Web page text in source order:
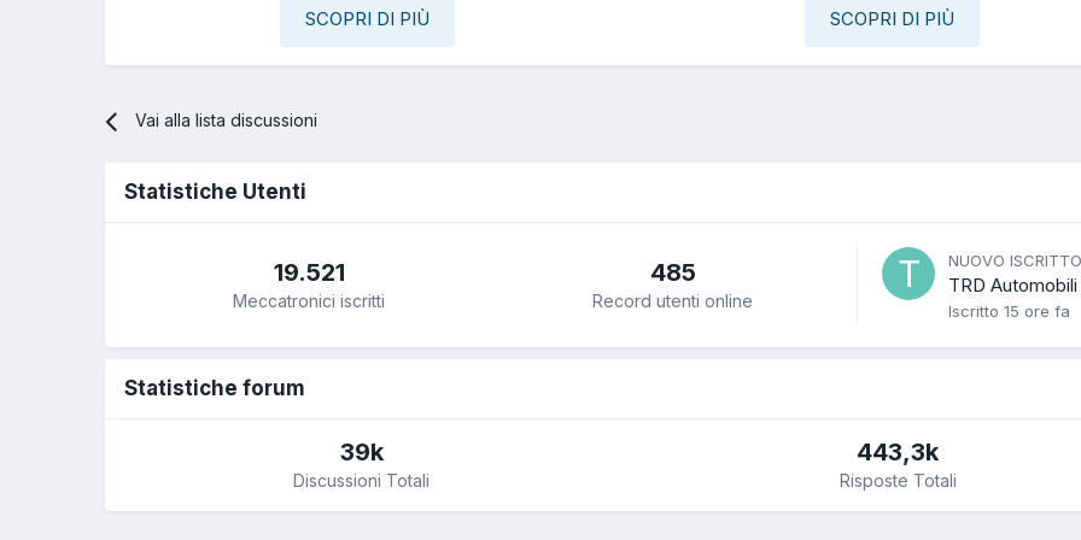
SCOPRI DI PIÙ SCOPRI DI PIÙ
Vai alla lista discussioni
Statistiche Utenti
19.521
Meccatronici iscritti
485
Record utenti online
NUOVO ISCRITTO
TRD Automobili
Iscritto 15 ore fa
Statistiche forum
39k
Discussioni Totali
443,3k
Risposte Totali